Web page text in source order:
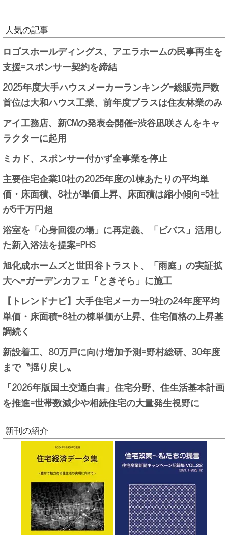
人気の記事
ロゴスホールディングス、アエラホームの民事再生を
支援=スポンサー契約を締結
2025年度大手ハウスメーカーランキング=総販売戸数
首位は大和ハウス工業、前年度プラスは住友林業のみ
アイ工務店、新CMの発表会開催=渋谷凪咲さんをキャ
ラクターに起用
ミカド、スポンサー付かず全事業を停止
主要住宅企業10社の2025年度の1棟あたりの平均単
価・床面積、8社が単価上昇、床面積は縮小傾向=5社
が5千万円超
浴室を「心身回復の場」に再定義、「ビバス」活用し
た新入浴法を提案=PHS
旭化成ホームズと世田谷トラスト、「雨庭」の実証拡
大へ=ガーデンカフェ「ときそら」に施工
【トレンドナビ】大手住宅メーカー9社の24年度平均
単価・床面積=8社の棟単価が上昇、住宅価格の上昇基
調続く
新設着工、80万戸に向け増加予測=野村総研、30年度
まで〝揺り戻し〟
「2026年版国土交通白書」住宅分野、住生活基本計画
を推進=世帯数減少や相続住宅の大量発生視野に
新刊の紹介